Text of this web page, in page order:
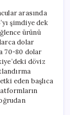
arasında
şimdiye dek
ürünü
dolar
70-80 dolar
döviz
eden başlıca